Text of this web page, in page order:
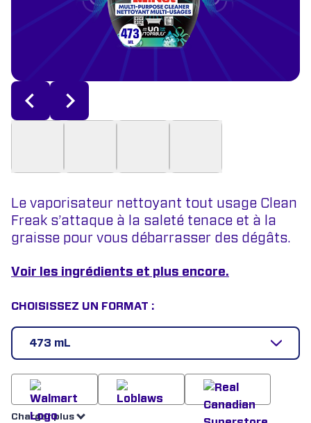
Le vaporisateur nettoyant tout usage Clean
Freak s’attaque à la saleté tenace et à la
graisse pour vous débarrasser des dégâts.
Voir les ingrédients et plus encore.
CHOISISSEZ UN FORMAT :
473 mL
Charger plus